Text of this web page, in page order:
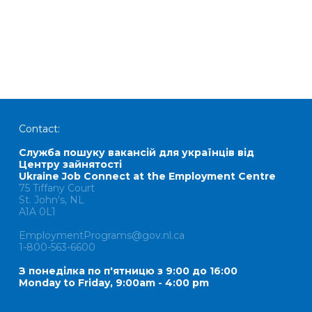
Contact:
Служба пошуку вакансій для українців від
Центру зайнятості
Ukraine Job Connect at the Employment Centre
75 Tiffany Court
St. John's, NL
A1A 0L1
EmploymentPrograms@gov.nl.ca
1-800-563-6600
З понеділка по п'ятницю з 9:00 до 16:00
Monday to Friday, 9:00am - 4:00 pm